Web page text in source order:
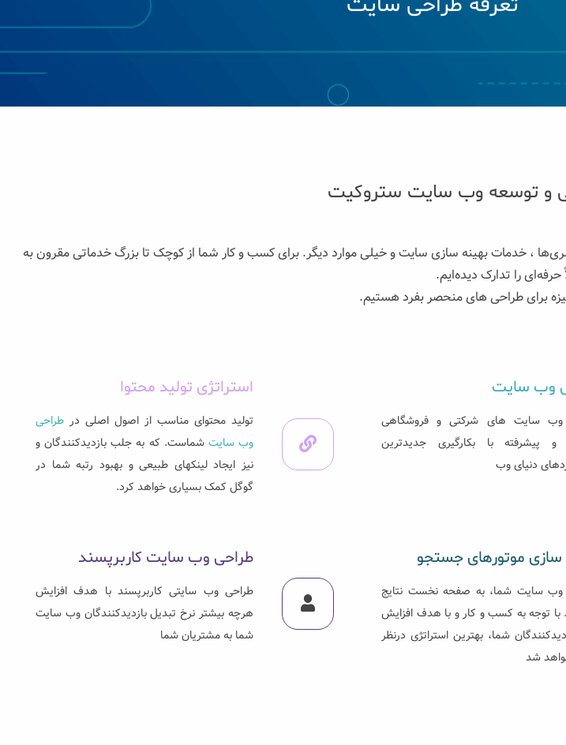
و توسعه وب سایت ستروکیت
، خدمات بهینه سازی سایت و خیلی موارد دیگر. برای کسب و کار شما از کوچک تا بزرگ خدماتی مقرون به
حرفه‌ای را تدارک دیده‌ایم.
برای طراحی های منحصر بفرد هستیم.
وب سایت‌
وب سایت های شرکتی و فروشگاهی
و پیشرفته با بکارگیری جدیدترین
دنیای وب
استراتژی تولید محتوا
تولید محتوای مناسب از اصول اصلی در طراحی
وب سایت شماست. که به جلب بازدیدکنندگان و
نیز ایجاد لینکهای طبیعی و بهبود رتبه شما در
گوگل کمک بسیاری خواهد کرد.
سازی موتورهای جستجو
سایت شما، به صفحه نخست نتایج
توجه به کسب و کار و با هدف افزایش
شما، بهترین استراتژی درنظر
شد
طراحی وب سایت کاربرپسند
طراحی وب سایتی کاربرپسند با هدف افزایش
هرچه بیشتر نرخ تبدیل بازدیدکنندگان وب سایت
شما به مشتریان شما